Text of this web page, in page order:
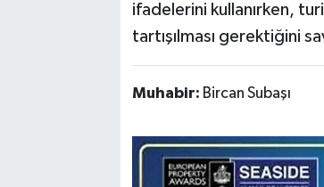
ifadelerini kullanırken,
tartışılması gerektiğini
Muhabir: Bircan Subaşı